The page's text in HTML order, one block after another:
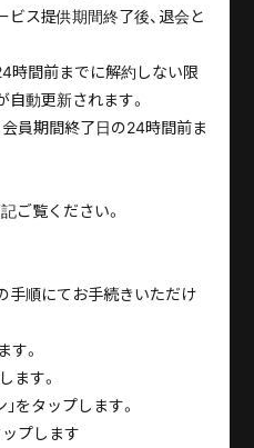
ビス提供期間終了後、退会と
時間前までに解約しない限
自動更新されます。
会員期間終了日の24時間前ま
ご覧ください。
手順にてお手続きいただけ
す。
ます。
をタップします。
プします